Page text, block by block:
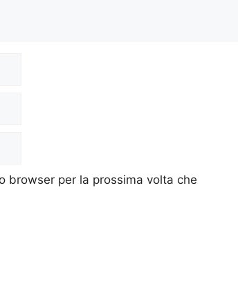
browser per la prossima volta che